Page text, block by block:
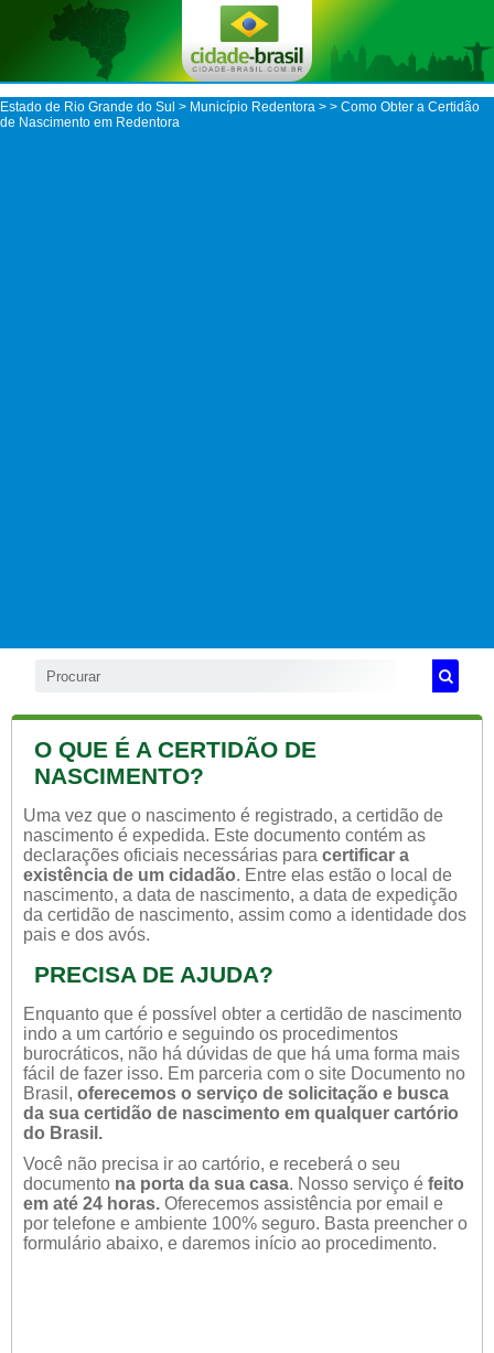
Estado de Rio Grande do Sul > Município Redentora > > Como Obter a Certidão
de Nascimento em Redentora
O QUE É A CERTIDÃO DE
NASCIMENTO?
Uma vez que o nascimento é registrado, a certidão de
nascimento é expedida. Este documento contém as
declarações oficiais necessárias para certificar a
existência de um cidadão. Entre elas estão o local de
nascimento, a data de nascimento, a data de expedição
da certidão de nascimento, assim como a identidade dos
pais e dos avós.
PRECISA DE AJUDA?
Enquanto que é possível obter a certidão de nascimento
indo a um cartório e seguindo os procedimentos
burocráticos, não há dúvidas de que há uma forma mais
fácil de fazer isso. Em parceria com o site Documento no
Brasil, oferecemos o serviço de solicitação e busca
da sua certidão de nascimento em qualquer cartório
do Brasil.
Você não precisa ir ao cartório, e receberá o seu
documento na porta da sua casa. Nosso serviço é feito
em até 24 horas. Oferecemos assistência por email e
por telefone e ambiente 100% seguro. Basta preencher o
formulário abaixo, e daremos início ao procedimento.